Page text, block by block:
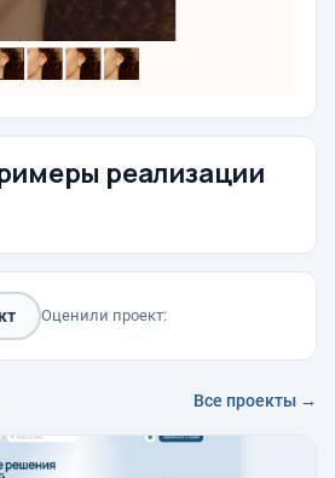
реализации
Оценили проект:
Все проекты →